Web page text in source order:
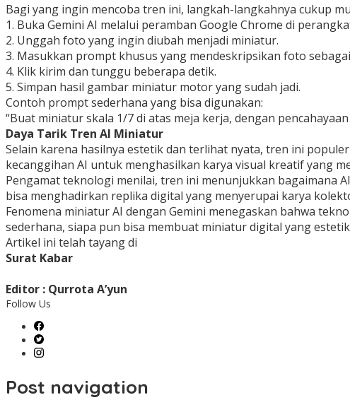
Bagi yang ingin mencoba tren ini, langkah-langkahnya cukup
1. Buka Gemini AI melalui peramban Google Chrome di
2. Unggah foto yang ingin diubah menjadi miniatur.
3. Masukkan prompt khusus yang mendeskripsikan foto
4. Klik kirim dan tunggu beberapa detik.
5. Simpan hasil gambar miniatur motor yang sudah jadi.
Contoh prompt sederhana yang bisa digunakan:
“Buat miniatur skala 1/7 di atas meja kerja, dengan
Daya Tarik Tren AI Miniatur
Selain karena hasilnya estetik dan terlihat nyata, tren ini
kecanggihan AI untuk menghasilkan karya visual kreatif yang
Pengamat teknologi menilai, tren ini menunjukkan bagaimana
bisa menghadirkan replika digital yang menyerupai karya
Fenomena miniatur AI dengan Gemini menegaskan bahwa
sederhana, siapa pun bisa membuat miniatur digital yang
Artikel ini telah tayang di
Surat Kabar
Editor : Qurrota A’yun
Follow Us
Post navigation